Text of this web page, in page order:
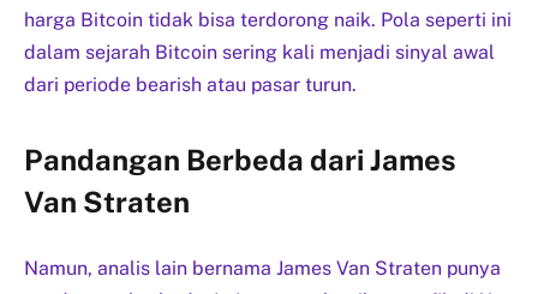
harga Bitcoin tidak bisa terdorong naik. Pola seperti ini
dalam sejarah Bitcoin sering kali menjadi sinyal awal
dari periode bearish atau pasar turun.
Pandangan Berbeda dari James
Van Straten
Namun, analis lain bernama James Van Straten punya